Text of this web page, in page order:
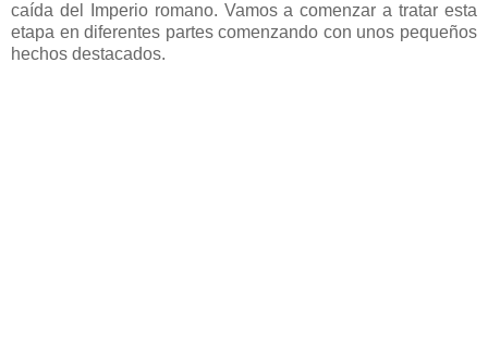
caída del Imperio romano. Vamos a comenzar a tratar esta
etapa en diferentes partes comenzando con unos pequeños
hechos destacados.